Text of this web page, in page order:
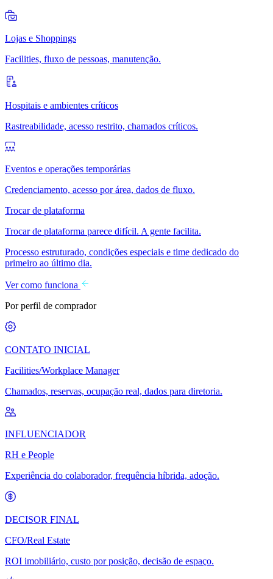
Lojas e Shoppings
Facilities, fluxo de pessoas, manutenção.
Hospitais e ambientes críticos
Rastreabilidade, acesso restrito, chamados críticos.
Eventos e operações temporárias
Credenciamento, acesso por área, dados de fluxo.
Trocar de plataforma
Trocar de plataforma parece difícil. A gente facilita.
Processo estruturado, condições especiais e time dedicado do
primeiro ao último dia.
Ver como funciona
Por perfil de comprador
CONTATO INICIAL
Facilities/Workplace Manager
Chamados, reservas, ocupação real, dados para diretoria.
INFLUENCIADOR
RH e People
Experiência do colaborador, frequência híbrida, adoção.
DECISOR FINAL
CFO/Real Estate
ROI imobiliário, custo por posição, decisão de espaço.